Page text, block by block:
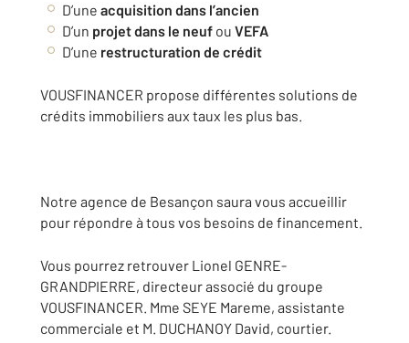
D’une acquisition dans l’ancien
D’un projet dans le neuf ou VEFA
D’une restructuration de crédit
VOUSFINANCER propose différentes solutions de
crédits immobiliers aux taux les plus bas.
Notre agence de Besançon saura vous accueillir
pour répondre à tous vos besoins de financement.
Vous pourrez retrouver Lionel GENRE-
GRANDPIERRE, directeur associé du groupe
VOUSFINANCER. Mme SEYE Mareme, assistante
commerciale et M. DUCHANOY David, courtier.